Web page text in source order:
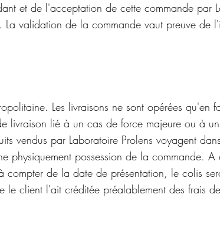
et de l'acceptation de cette commande par
validation de la commande vaut preuve de
Les livraisons ne sont opérées
livraison lié à un cas de force majeure ou à
vendus par Laboratoire Prolens voyagent
physiquement possession de la commande.
de la date de présentation, le colis
client l'ait créditée préalablement des frais